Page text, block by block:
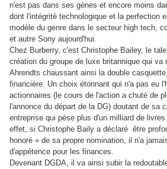
n'est pas dans ses gènes et encore moins
dont l'intégrité technologique et la perfection
modèle du genre dans le secteur high tech,
et autre Sony aujourd'hui.
Chez Burberry, c'est Christophe Bailey, le
création du groupe de luxe britannique qui va
Ahrendts chaussant ainsi la double
financière. Un choix étonnant qui n'a pas eu
actionnaires (le cours de l'action a chuté de
l'annonce du départ de la DG) doutant de sa
entreprise qui pèse plus d'un milliard de
effet, si Christophe Baily a déclaré être
honoré » de sa propre nomination, il n'a
d'appétence pour les finances.
Devenant DGDA, il va ainsi subir la